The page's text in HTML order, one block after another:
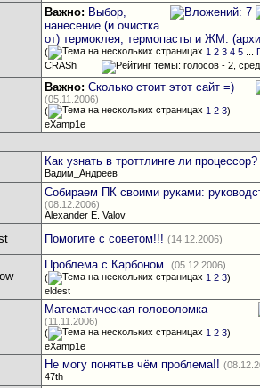
Важно: Выбор,
нанесение (и очистка
от) термоклея, термопасты и ЖМ.
( 1 2 3 4 5 ...
CRASh
Важно: Сколько стоит этот сайт =)
(05.11.2006)
(
1 2 3)
eXamp1e
Как узнать в троттлинге ли процессор?
Вадим_Андреев
Собираем ПК своими руками:
(08.12.2006)
Alexander E. Valov
Помогите с советом!!! (14.12.2006)
Проблема с Карбоном. (05.12.2006)
(
1 2 3)
eldest
Математическая головоломка
(11.11.2006)
(
1 2 3)
eXamp1e
Не могу понятьв чём проблема!!
47th